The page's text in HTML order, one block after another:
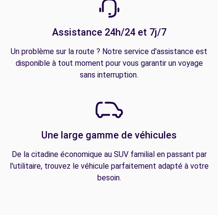
Assistance 24h/24 et 7j/7
Un problème sur la route ? Notre service d'assistance est
disponible à tout moment pour vous garantir un voyage
sans interruption.
Une large gamme de véhicules
De la citadine économique au SUV familial en passant par
l'utilitaire, trouvez le véhicule parfaitement adapté à votre
besoin.